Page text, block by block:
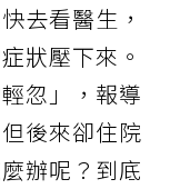
去看醫生，
狀壓下來。
忽」，報導
後來卻住院
辦呢？到底